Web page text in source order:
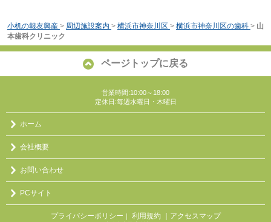
小机の報友興産 > 周辺施設案内 > 横浜市神奈川区 > 横浜市神奈川区の歯科 > 山
本歯科クリニック
ページトップに戻る
営業時間:10:00～18:00
定休日:毎週水曜日・木曜日
ホーム
会社概要
お問い合わせ
PCサイト
プライバシーポリシー ｜ 利用規約 ｜アクセスマップ